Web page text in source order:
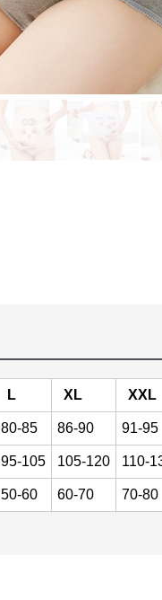
L XL XXL
80-85 86-90 91-95
95-105 105-120 110-
50-60 60-70 70-80